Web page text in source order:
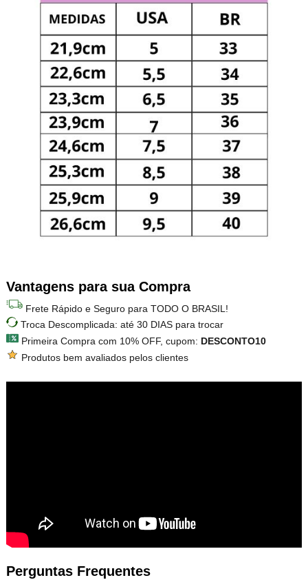
Vantagens para sua Compra
Frete Rápido e Seguro para TODO O BRASIL!
Troca Descomplicada: até 30 DIAS para trocar
Primeira Compra com 10% OFF, cupom: DESCONTO10
Produtos bem avaliados pelos clientes
Perguntas Frequentes